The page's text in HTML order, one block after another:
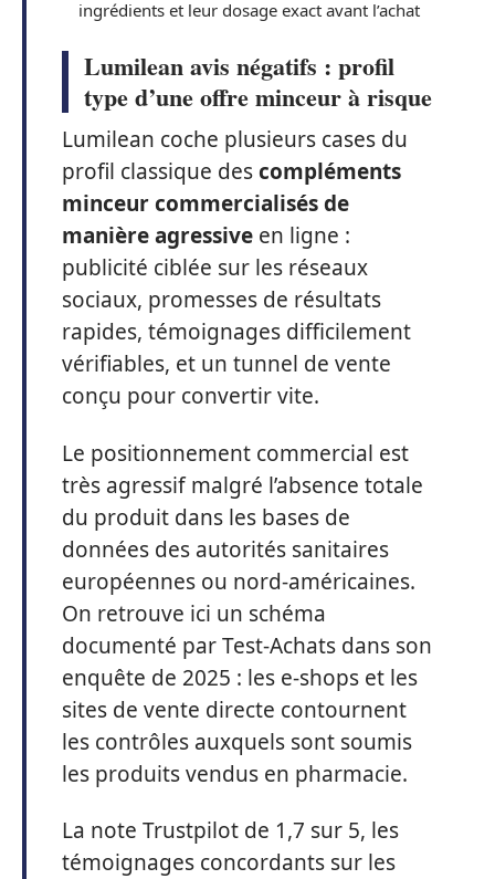
ingrédients et leur dosage exact avant l’achat
Lumilean avis négatifs : profil
type d’une offre minceur à risque
Lumilean coche plusieurs cases du
profil classique descompléments
minceur commercialisés de
manière agressive en ligne :
publicité ciblée sur les réseaux
sociaux, promesses de résultats
rapides, témoignages difficilement
vérifiables, et un tunnel de vente
conçu pour convertir vite.
Le positionnement commercial est
très agressif malgré l’absence totale
du produit dans les bases de
données des autorités sanitaires
européennes ou nord-américaines.
On retrouve ici un schéma
documenté par Test-Achats dans son
enquête de 2025 : les e-shops et les
sites de vente directe contournent
les contrôles auxquels sont soumis
les produits vendus en pharmacie.
La note Trustpilot de 1,7 sur 5, les
témoignages concordants sur les